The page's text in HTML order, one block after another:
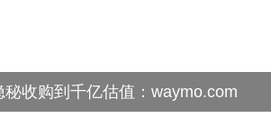
秘收购到千亿估值：waymo.com